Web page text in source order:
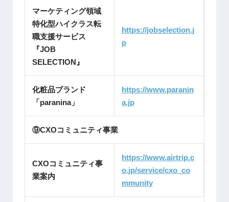
マーケティング領域
特化型ハイクラス転
職支援サービス
『JOB
SELECTION』
https://jobselection.j
p
化粧品ブランド
「paranina」
https://www.paranin
a.jp
⑨CXOコミュニティ事業
CXOコミュニティ事
業案内
https://www.airtrip.c
o.jp/service/cxo_co
mmunity